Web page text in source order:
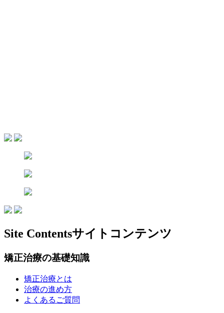
Site Contentsサイトコンテンツ
矯正治療の基礎知識
矯正治療とは
治療の進め方
よくあるご質問